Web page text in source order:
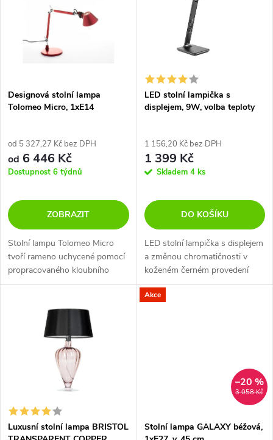
p
r
o
d
u
k
t
Abecedně
s
p
r
o
d
u
k
Designová stolní lampa
Tolomeo Micro, 1xE14
od 5 327,27 Kč bez DPH
od 6 446 Kč
Dostupnost 6 týdnů
ZOBRAZIT
Stolní lampu Tolomeo Micro
tvoří rameno uchycené pomocí
propracovaného kloubního
mechanismu a lanka, které
lampy a nasměrování světla
tam, kde je...
LED stolní lampička s
displejem, 9W, volba teploty
1 156,20 Kč bez DPH
1 399 Kč
Skladem 4 ks
DO KOŠÍKU
LED stolní lampička s displejem
a změnou chromatičnosti v
koženém černém provedení
bude perfektním moderním
doplňkem vašeho pracovního
Luxusní stolní lampa BRISTOL
Akce
3 058 Kč
–20 %
Stolní lampa GALAXY béžová,